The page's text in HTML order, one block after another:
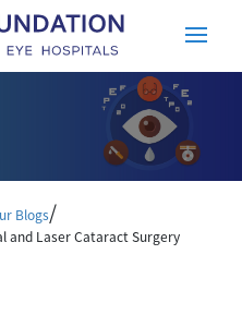
Blogs/
and Laser Cataract Surgery